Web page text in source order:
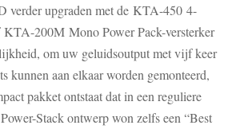
verder upgraden met de KTA-450 4-
KTA-200M Mono Power Pack-versterker
om uw geluidsoutput met vijf keer
kunnen aan elkaar worden gemonteerd,
pakket ontstaat dat in een reguliere
Stack ontwerp won zelfs een “Best